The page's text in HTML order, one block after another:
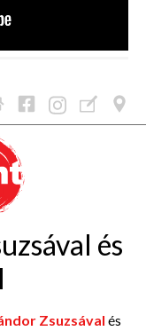
és
Zsuzsával és